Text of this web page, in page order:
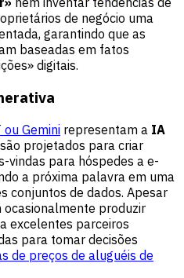
de negócio uma
garantindo que as
baseadas em fatos
digitais.
ou Gemini representam a IA
projetados para criar
vindas para hóspedes a e-
a próxima palavra em uma
conjuntos de dados. Apesar
ocasionalmente produzir
excelentes parceiros
para tomar decisões
de preços de aluguéis de